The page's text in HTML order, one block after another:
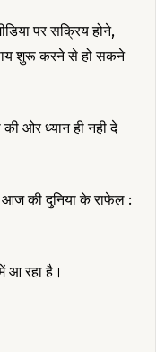
पर सक्रिय होने,
शुरू करने से हो सकने
ओर ध्यान ही नही दे
की दुनिया के राफेल :
आ रहा है।